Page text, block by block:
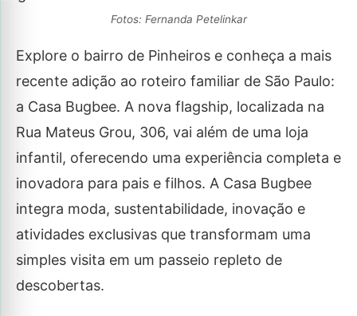
Fotos: Fernanda Petelinkar
Explore o bairro de Pinheiros e conheça a mais
recente adição ao roteiro familiar de São Paulo:
a Casa Bugbee. A nova flagship, localizada na
Rua Mateus Grou, 306, vai além de uma loja
infantil, oferecendo uma experiência completa e
inovadora para pais e filhos. A Casa Bugbee
integra moda, sustentabilidade, inovação e
atividades exclusivas que transformam uma
simples visita em um passeio repleto de
descobertas.